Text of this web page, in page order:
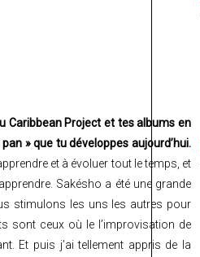
Caribbean Project et tes albums en
» que tu développes aujourd’hui.
et à évoluer tout le temps, et
Sakésho a été une grande
stimulons les uns les autres pour
sont ceux où le l’improvisation de
Et puis j’ai tellement appris de la